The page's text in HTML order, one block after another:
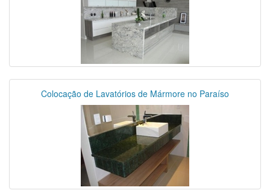
Colocação de Lavatórios de Mármore no Paraíso